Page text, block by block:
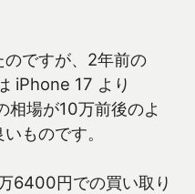
のですが、2年前の
iPhone 17 より
場が10万前後のよ
ものです。
6400円での買い取り